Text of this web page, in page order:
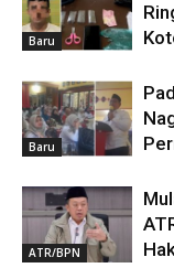
Baru
Baru
ATR/BPN